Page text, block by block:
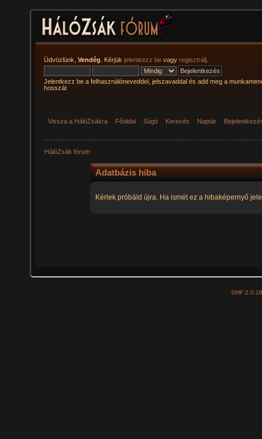
Üdvözlünk, Vendég . Kérjük jelentkezz be vagy regisztrálj
Jelentkezz be a felhasználóneveddel, jelszavaddal és add meg a
hosszát
Vissza a HálóZsákra Főoldal Súgó Keresés Naptár
HálóZsák fórum
Adatbázis hiba
Kérlek próbáld újra. Ha ismét ez a hibaképernyő
SMF 2.0.18